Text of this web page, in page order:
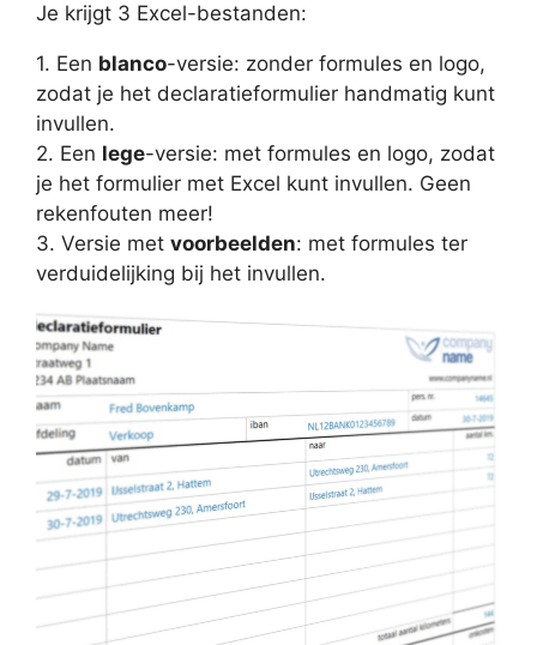
Je krijgt 3 Excel-bestanden:
1. Een blanco-versie: zonder formules en logo,
zodat je het declaratieformulier handmatig kunt
invullen.
2. Een lege-versie: met formules en logo, zodat
je het formulier met Excel kunt invullen. Geen
rekenfouten meer!
3. Versie met voorbeelden: met formules ter
verduidelijking bij het invullen.